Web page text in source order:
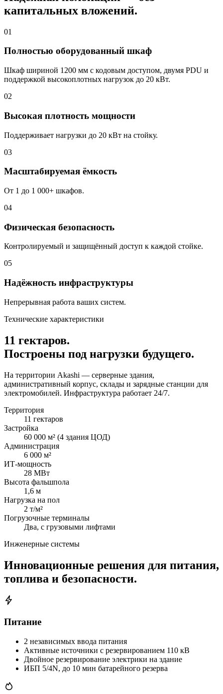
капитальных вложений.
01
Полностью оборудованный шкаф
Шкаф шириной 1200 мм с кодовым доступом, двумя PDU и
поддержкой высокоплотных нагрузок до 20 кВт.
02
Высокая плотность мощности
Поддерживает нагрузки до 20 кВт на стойку.
03
Масштабируемая ёмкость
От 1 до 1 000+ шкафов.
04
Физическая безопасность
Контролируемый и защищённый доступ к каждой стойке.
05
Надёжность инфраструктуры
Непрерывная работа ваших систем.
Технические характеристики
11 гектаров.
Построены под нагрузки будущего.
На территории Akashi — серверные здания,
административный корпус, склады и зарядные станции для
электромобилей. Инфраструктура работает 24/7.
Территория
11 гектаров
Застройка
60 000 м² (4 здания ЦОД)
Администрация
6 000 м²
ИТ-мощность
28 МВт
Высота фальшпола
1,6 м
Нагрузка на пол
2 т/м²
Погрузочные терминалы
Два, с грузовыми лифтами
Инженерные системы
Инновационные решения для питания,
топлива и безопасности.
Питание
2 независимых ввода питания
Активные источники с резервированием 110 кВ
Двойное резервирование электрики на здание
ИБП 5/4N, до 10 мин батарейного резерва